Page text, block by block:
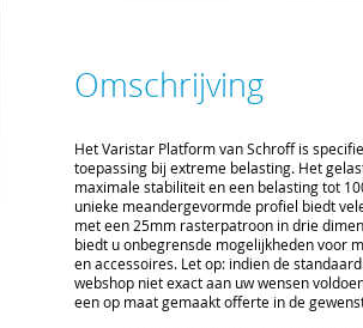
Omschrijving
Het Varistar Platform van Schroff is
toepassing bij extreme belasting. Het
maximale stabiliteit en een belasting tot
unieke meandergevormde profiel biedt
met een 25mm rasterpatroon in drie
biedt u onbegrensde mogelijkheden voor
en accessoires. Let op: indien de
webshop niet exact aan uw wensen
een op maat gemaakt offerte in de